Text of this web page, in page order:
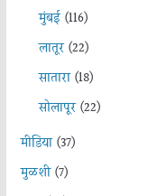
मुंबई(116)
लातूर(22)
सातारा(18)
सोलापूर(22)
मीडिया(37)
मुळशी(7)